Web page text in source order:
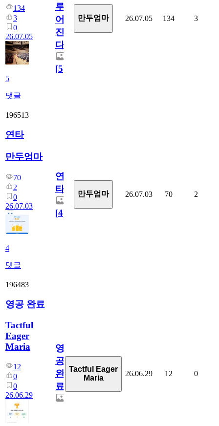
134
3
0
26.07.05
5
댓글
루
어
진
다.
[5]
만두엄마 26.07.05 134 3
196513
연타
만두엄마
70
2
0
26.07.03
4
댓글
연
타
[4]
만두엄마 26.07.03 70 2
196483
영공 완료
Tactful
Eager
Maria
12
0
0
26.06.29
영
공
완
료
Tactful Eager
Maria
26.06.29 12 0